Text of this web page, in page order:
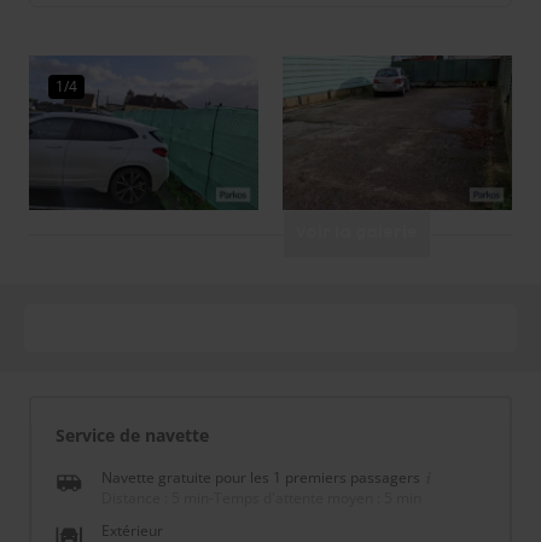
1/4
Service de navette
Navette gratuite pour les 1 premiers passagers
Extérieur